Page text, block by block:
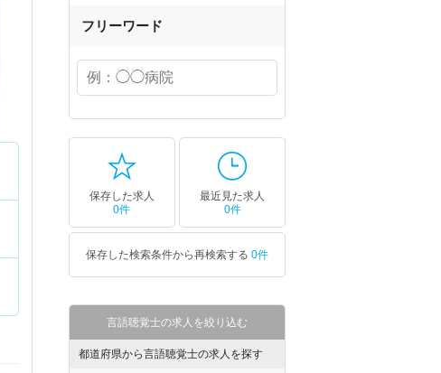
フリーワード
保存した求人
0件
最近見た求人
0件
保存した検索条件から再検索する 0件
言語聴覚士の求人を絞り込む
都道府県から言語聴覚士の求人を探す